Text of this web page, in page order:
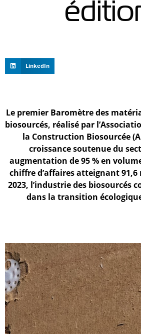
LinkedIn
Le premier Baromètre des
biosourcés, réalisé par
la Construction Biosourcée
croissance soutenue du
augmentation de 95 % en
chiffre d’affaires atteignant 91,6
2023, l’industrie des biosourcés
dans la transition